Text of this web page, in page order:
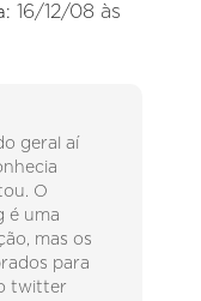
16/12/08 às
geral aí
O
é uma
mas os
para
twitter